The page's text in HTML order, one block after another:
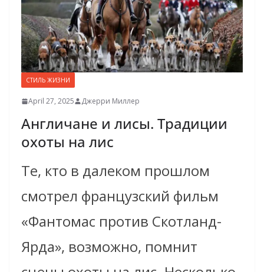
СТИЛЬ ЖИЗНИ
April 27, 2025 Джерри Миллер
Англичане и лисы. Традиции
охоты на лис
Те, кто в далеком прошлом
смотрел французский фильм
«Фантомас против Скотланд-
Ярда», возможно, помнит